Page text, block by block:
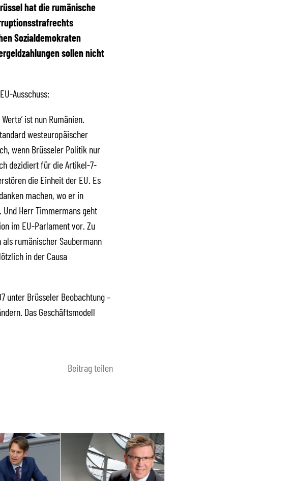
hat die rumänische
Sozialdemokraten
sollen nicht
Ausschuss:
ist nun Rumänien.
westeuropäischer
wenn Brüsseler Politik nur
dezidiert für die Artikel-7-
die Einheit der EU. Es
machen, wo er in
Herr Timmermans geht
im EU-Parlament vor. Zu
rumänischer Saubermann
in der Causa
unter Brüsseler Beobachtung –
Das Geschäftsmodell
Beitrag teilen